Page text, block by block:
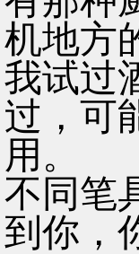
机地方
我试过
过，可
用。
不同笔
到你，